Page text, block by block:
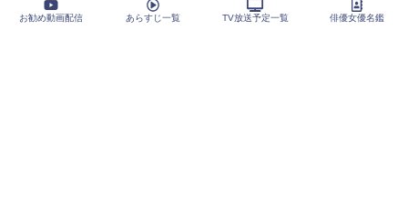
お勧め動画配信 あらすじ一覧 TV放送予定一覧 俳優女優名鑑